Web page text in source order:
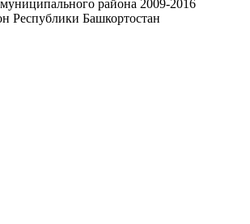
района 2009-2016
Республики Башкортостан